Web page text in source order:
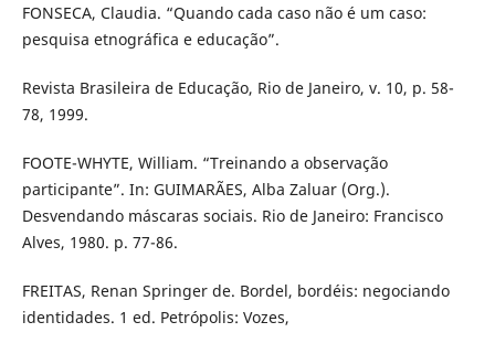
FONSECA, Claudia. “Quando cada caso não é um caso:
pesquisa etnográfica e educação”.
Revista Brasileira de Educação, Rio de Janeiro, v. 10, p. 58-
78, 1999.
FOOTE-WHYTE, William. “Treinando a observação
participante”. In: GUIMARÃES, Alba Zaluar (Org.).
Desvendando máscaras sociais. Rio de Janeiro: Francisco
Alves, 1980. p. 77-86.
FREITAS, Renan Springer de. Bordel, bordéis: negociando
identidades. 1 ed. Petrópolis: Vozes,